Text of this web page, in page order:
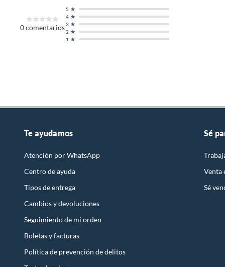
Nivelación horizontal
Elimine la inclinación de una superficie al hacer una
0comentarios
1
2
3
4
5
Te ayudamos
Atención por WhatsApp
Centro de ayuda
Tipos de entrega
Cambios y devoluciones
Seguimiento de mi orden
Boletas y facturas
Política de prevención de delitos
Sé
Venta
Sé